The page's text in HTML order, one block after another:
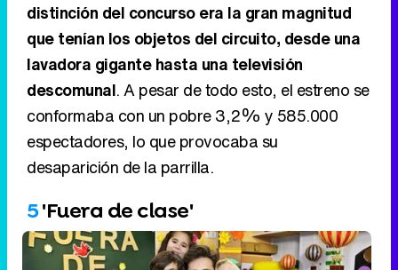
distinción del concurso era la gran magnitud
que tenían los objetos del circuito, desde una
lavadora gigante hasta una televisión
descomunal. A pesar de todo esto, el estreno se
conformaba con un pobre 3,2% y 585.000
espectadores, lo que provocaba su
desaparición de la parrilla.
5'Fuera de clase'